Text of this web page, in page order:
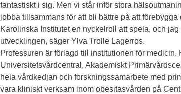
fantastiskt i sig. Men vi står inför stora
jobba tillsammans för att bli bättre på att
Karolinska Institutet en nyckelroll att spela, och
utvecklingen, säger Ylva Trolle Lagerros.
Professuren är förlagd till institutionen för
Universitetsvårdcentral, Akademiskt
hela vårdkedjan och forskningssamarbete med
vara kliniskt verksam inom obesitasvården på